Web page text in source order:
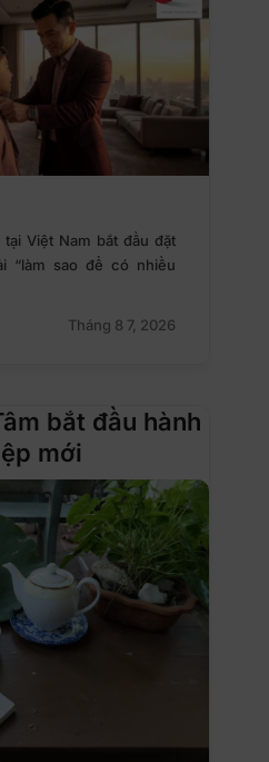
Việt Nam bắt đầu đặt
“làm sao để có nhiều
Tháng 8 7, 2026
bắt đầu hành
mới